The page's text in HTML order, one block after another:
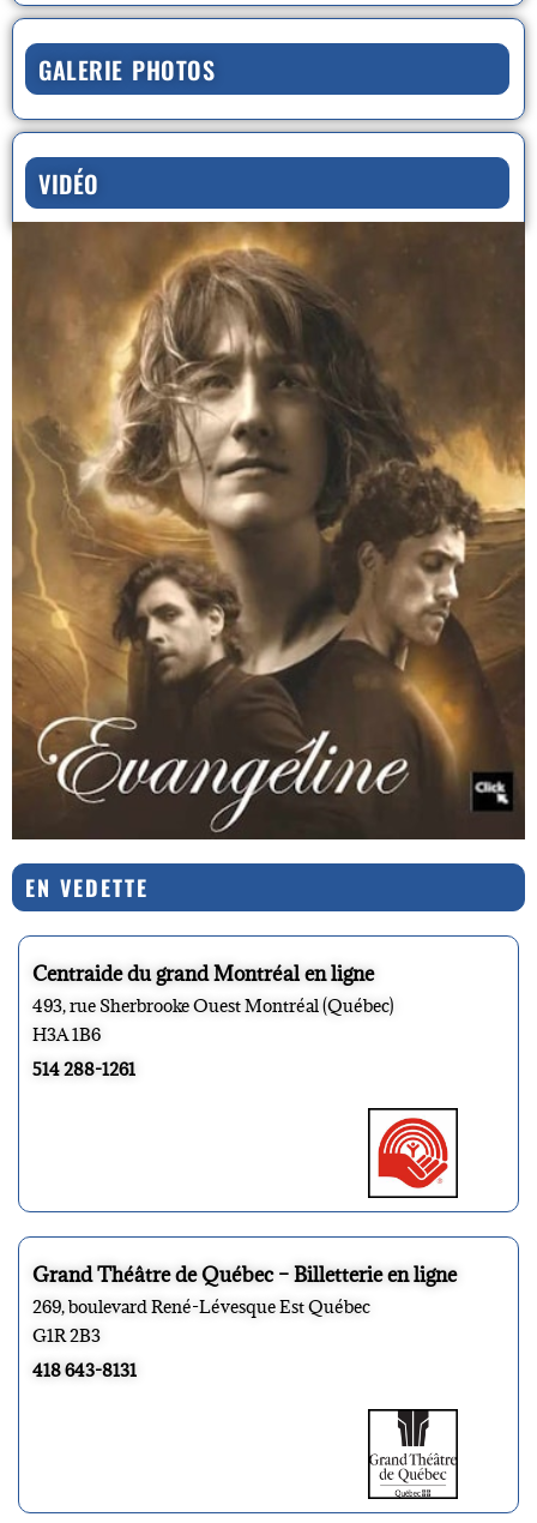
GALERIE PHOTOS
VIDÉO
EN VEDETTE
Centraide du grand Montréal en ligne
493, rue Sherbrooke Ouest Montréal (Québec)
H3A 1B6
514 288-1261
Grand Théâtre de Québec – Billetterie en ligne
269, boulevard René-Lévesque Est Québec
G1R 2B3
418 643-8131